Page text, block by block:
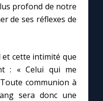
profond de notre
de ses réflexes de
et cette intimité que
: « Celui qui me
communion à
sera donc une